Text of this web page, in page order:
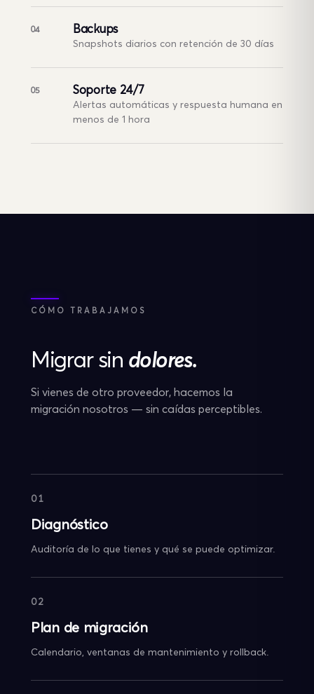
04 Backups
Snapshots diarios con retención de 30 días
05 Soporte 24/7
Alertas automáticas y respuesta humana en
menos de 1 hora
CÓMO TRABAJAMOS
Migrar sin dolores.
Si vienes de otro proveedor, hacemos la
migración nosotros — sin caídas perceptibles.
01
Diagnóstico
Auditoría de lo que tienes y qué se puede optimizar.
02
Plan de migración
Calendario, ventanas de mantenimiento y rollback.